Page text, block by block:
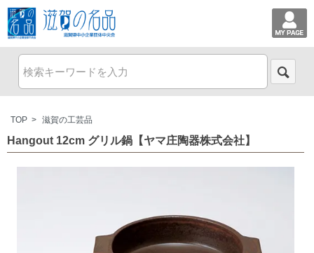
TOP > 滋賀の工芸品
Hangout 12cm グリル鍋【ヤマ庄陶器株式会社】